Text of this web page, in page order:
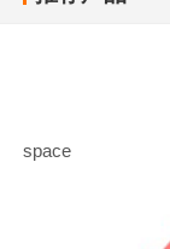
space